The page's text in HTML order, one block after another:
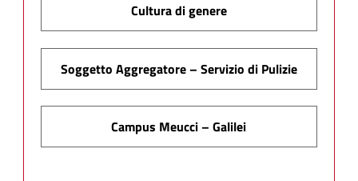
Cultura di genere
Soggetto Aggregatore – Servizio di Pulizie
Campus Meucci – Galilei